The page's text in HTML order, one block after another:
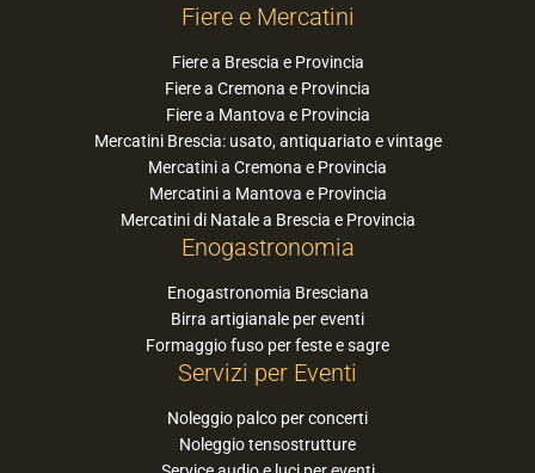
Fiere e Mercatini
Fiere a Brescia e Provincia
Fiere a Cremona e Provincia
Fiere a Mantova e Provincia
Mercatini Brescia: usato, antiquariato e vintage
Mercatini a Cremona e Provincia
Mercatini a Mantova e Provincia
Mercatini di Natale a Brescia e Provincia
Enogastronomia
Enogastronomia Bresciana
Birra artigianale per eventi
Formaggio fuso per feste e sagre
Servizi per Eventi
Noleggio palco per concerti
Noleggio tensostrutture